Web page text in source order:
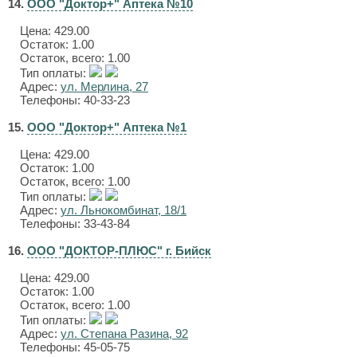
14. ООО "Доктор+" Аптека №10
Цена: 429.00
Остаток: 1.00
Остаток, всего: 1.00
Тип оплаты:
Адрес: ул. Мерлина, 27
Телефоны: 40-33-23
15. ООО "Доктор+" Аптека №1
Цена: 429.00
Остаток: 1.00
Остаток, всего: 1.00
Тип оплаты:
Адрес: ул. Льнокомбинат, 18/1
Телефоны: 33-43-84
16. ООО "ДОКТОР-ПЛЮС" г. Бийск
Цена: 429.00
Остаток: 1.00
Остаток, всего: 1.00
Тип оплаты:
Адрес: ул. Степана Разина, 92
Телефоны: 45-05-75